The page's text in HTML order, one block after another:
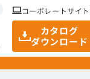
カタログ
ダウンロード
コーポレートサイト